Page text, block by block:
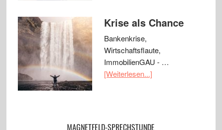
Krise als Chance
Bankenkrise,
Wirtschaftsflaute,
ImmobilienGAU - …
[Weiterlesen...]
MAGNETFELD-SPRECHSTUNDE